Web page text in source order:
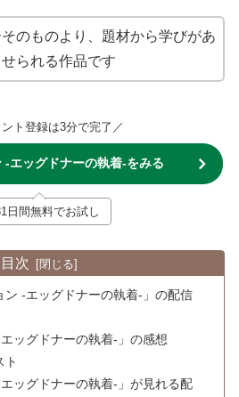
のものより、題材から学びがあ
られる作品です
ト登録は3分で完了／
-エッグドナーの執着-をみる
日間無料でお試し
目次
ン -エッグドナーの執着-」の配信
エッグドナーの執着-」の感想
ト
エッグドナーの執着-」が見れる配